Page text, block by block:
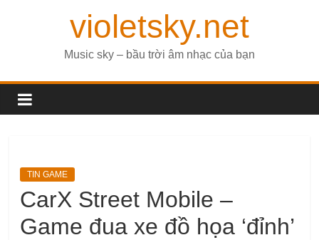
violetsky.net
Music sky – bầu trời âm nhạc của bạn
TIN GAME
CarX Street Mobile –
Game đua xe đồ họa ‘đỉnh’